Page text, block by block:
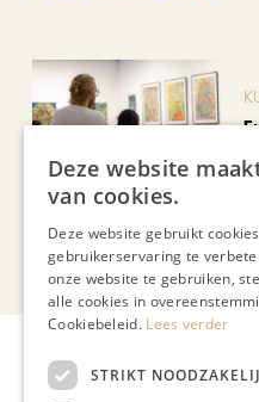
Bekijk alle artikelen
Deze website
van cookies.
Deze website gebruikt
gebruikerservaring te
onze website te gebruiken,
alle cookies in
Cookiebeleid. Lees verder
STRIKT